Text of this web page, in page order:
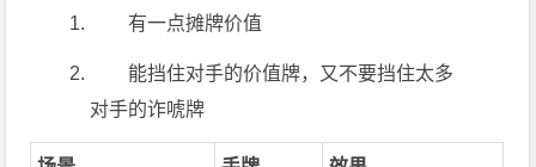
有一点摊牌价值
能挡住对手的价值牌，又不要挡住太多
对手的诈唬牌